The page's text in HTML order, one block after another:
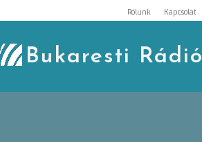
to
content
Rólunk Kapcsolat
Bukaresti Rádió